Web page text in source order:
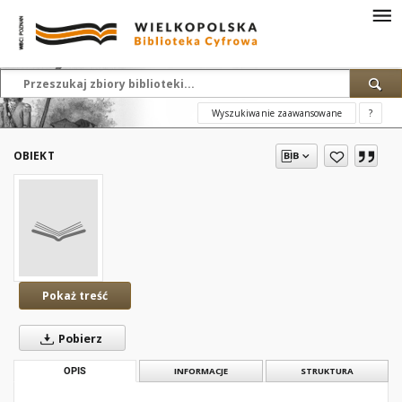
Wyszukiwanie zaawansowane ?
OBIEKT
Pokaż treść
Pobierz
OPIS INFORMACJE STRUKTURA